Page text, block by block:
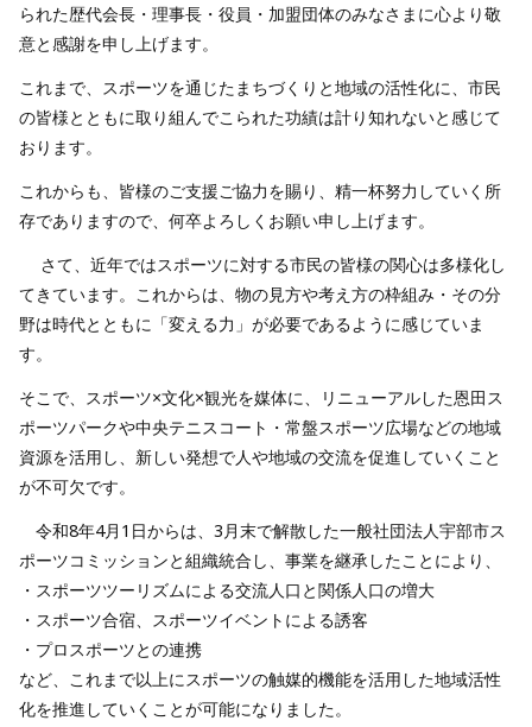
られた歴代会長・理事長・役員・加盟団体のみなさまに心より敬
意と感謝を申し上げます。
これまで、スポーツを通じたまちづくりと地域の活性化に、市民
の皆様とともに取り組んでこられた功績は計り知れないと感じて
おります。
これからも、皆様のご支援ご協力を賜り、精一杯努力していく所
存でありますので、何卒よろしくお願い申し上げます。
さて、近年ではスポーツに対する市民の皆様の関心は多様化し
てきています。これからは、物の見方や考え方の枠組み・その分
野は時代とともに「変える力」が必要であるように感じていま
す。
そこで、スポーツ×文化×観光を媒体に、リニューアルした恩田ス
ポーツパークや中央テニスコート・常盤スポーツ広場などの地域
資源を活用し、新しい発想で人や地域の交流を促進していくこと
が不可欠です。
令和8年4月1日からは、3月末で解散した一般社団法人宇部市ス
ポーツコミッションと組織統合し、事業を継承したことにより、
・スポーツツーリズムによる交流人口と関係人口の増大
・スポーツ合宿、スポーツイベントによる誘客
・プロスポーツとの連携
など、これまで以上にスポーツの触媒的機能を活用した地域活性
化を推進していくことが可能になりました。